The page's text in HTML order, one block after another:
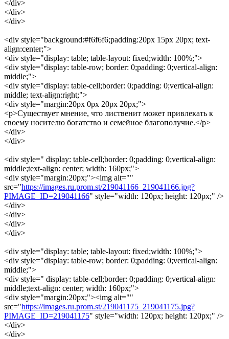
</div>
</div>
</div>
<div style="background:#f6f6f6;padding:20px 15px 20px; text-
align:center;">
<div style="display: table; table-layout: fixed;width: 100%;">
<div style="display: table-row; border: 0;padding: 0;vertical-align:
middle;">
<div style="display: table-cell;border: 0;padding: 0;vertical-align:
middle; text-align:right;">
<div style="margin:20px 0px 20px 20px;">
<p>Существует мнение, что лиственит может привлекать к
своему носителю богатство и семейное благополучие.</p>
</div>
</div>
<div style=" display: table-cell;border: 0;padding: 0;vertical-align:
middle;text-align: center; width: 160px;">
<div style="margin:20px;"><img alt=""
src="https://images.ru.prom.st/219041166_219041166.jpg?
PIMAGE_ID=219041166" style="width: 120px; height: 120px;" />
</div>
</div>
</div>
</div>
<div style="display: table; table-layout: fixed;width: 100%;">
<div style="display: table-row; border: 0;padding: 0;vertical-align:
middle;">
<div style=" display: table-cell;border: 0;padding: 0;vertical-align:
middle;text-align: center; width: 160px;">
<div style="margin:20px;"><img alt=""
src="https://images.ru.prom.st/219041175_219041175.jpg?
PIMAGE_ID=219041175" style="width: 120px; height: 120px;" />
</div>
</div>